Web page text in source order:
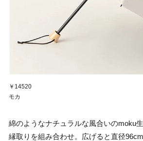
￥14520
モカ
綿のようなナチュラルな風合いのmoku
縁取りを組み合わせ。広げると直径